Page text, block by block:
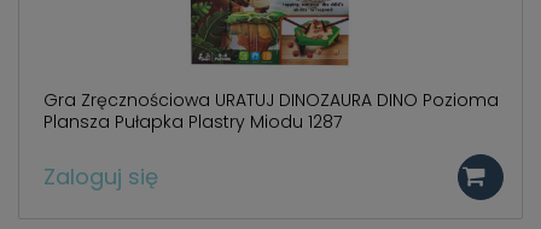
Gra Zręcznościowa URATUJ DINOZAURA DINO Pozioma
Plansza Pułapka Plastry Miodu 1287
Zaloguj się